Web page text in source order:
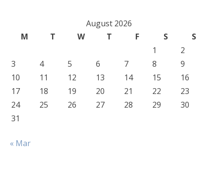
August 2026
M
T W T F S
S
1
2
3
4 5 6 7 8
9
10
11 12 13 14 15
16
17
18 19 20 21 22
23
24
25 26 27 28 29
30
31
« Mar